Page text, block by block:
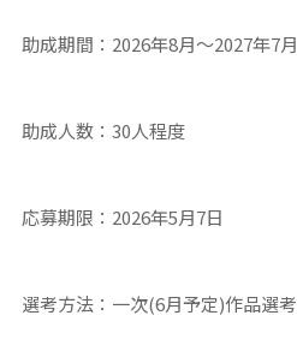
助成期間：2026年8月～2027年7月
助成人数：30人程度
応募期限：2026年5月7日
選考方法：一次(6月予定)作品選考